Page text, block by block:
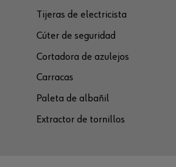
Tijeras de electricista
Cúter de seguridad
Cortadora de azulejos
Carracas
Paleta de albañil
Extractor de tornillos